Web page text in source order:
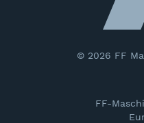
© 2026 FF
FF-